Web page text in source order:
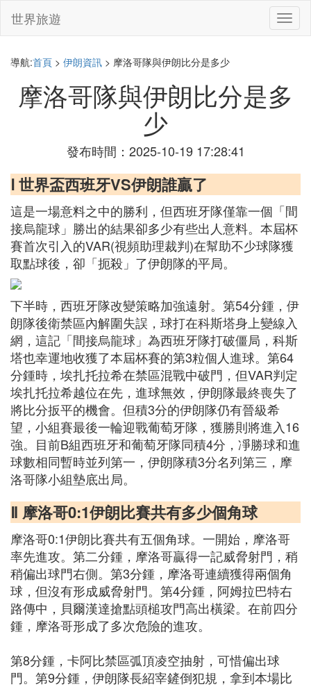
切
換
世界旅遊
導航:首頁 > 伊朗資訊 > 摩洛哥隊與伊朗比分是多少
摩洛哥隊與伊朗比分是多
少
發布時間：2025-10-19 17:28:41
Ⅰ 世界盃西班牙VS伊朗誰贏了
這是一場意料之中的勝利，但西班牙隊僅靠一個「間
接烏龍球」勝出的結果卻多少有些出人意料。本屆杯
賽首次引入的VAR(視頻助理裁判)在幫助不少球隊獲
取點球後，卻「扼殺」了伊朗隊的平局。
下半時，西班牙隊改變策略加強遠射。第54分鍾，伊
朗隊後衛禁區內解圍失誤，球打在科斯塔身上變線入
網，這記「間接烏龍球」為西班牙隊打破僵局，科斯
塔也幸運地收獲了本屆杯賽的第3粒個人進球。第64
分鍾時，埃扎托拉希在禁區混戰中破門，但VAR判定
埃扎托拉希越位在先，進球無效，伊朗隊最終喪失了
將比分扳平的機會。但積3分的伊朗隊仍有晉級希
望，小組賽最後一輪迎戰葡萄牙隊，獲勝則將進入16
強。目前B組西班牙和葡萄牙隊同積4分，凈勝球和進
球數相同暫時並列第一，伊朗隊積3分名列第三，摩
洛哥隊小組墊底出局。
Ⅱ 摩洛哥0:1伊朗比賽共有多少個角球
摩洛哥0:1伊朗比賽共有五個角球。一開始，摩洛哥
率先進攻。第二分鍾，摩洛哥贏得一記威脅射門，稍
稍偏出球門右側。第3分鍾，摩洛哥連續獲得兩個角
球，但沒有形成威脅射門。第4分鍾，阿姆拉巴特右
路傳中，貝爾漢達搶點頭槌攻門高出橫梁。在前四分
鍾，摩洛哥形成了多次危險的進攻。
第8分鍾，卡阿比禁區弧頂凌空抽射，可惜偏出球
門。第9分鍾，伊朗隊長紹宰鏟倒犯規，拿到本場比